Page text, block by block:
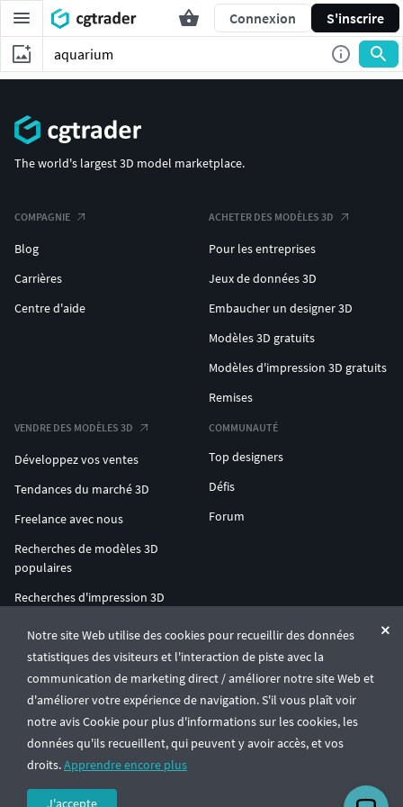
Connexion S'inscrire
Notre site Web utilise des cookies pour recueillir des données
statistiques des visiteurs et l'interaction de piste avec la
communication de marketing direct / améliorer notre site Web et
d'améliorer votre expérience de navigation. S'il vous plaît voir
notre avis Cookie pour plus d'informations sur les cookies, les
données qu'ils recueillent, qui peuvent y avoir accès, et vos
droits.Apprendre encore plus
J'accepte
The world's largest 3D model marketplace.
COMPAGNIE
Blog
Carrières
Centre d'aide
ACHETER DES MODÈLES 3D
Pour les entreprises
Jeux de données 3D
Embaucher un designer 3D
Modèles 3D gratuits
Modèles d'impression 3D gratuits
Remises
VENDRE DES MODÈLES 3D
Développez vos ventes
Tendances du marché 3D
Freelance avec nous
Recherches de modèles 3D
populaires
Recherches d'impression 3D
COMMUNAUTÉ
Top designers
Défis
Forum
ENTERPRISE 3D AT SCALE
© CGTrader 2011-2026
UAB CGTrader, Antakalnio st. 17, Vilnius, Lithuania
Conditions généralesConfidentialité🇫🇷 Français